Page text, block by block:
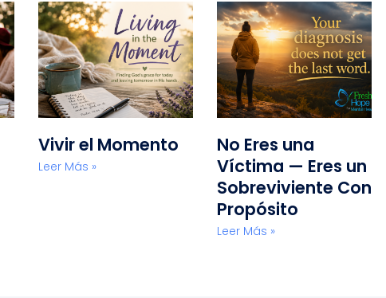
Vivir el Momento
Leer Más »
No Eres una
Víctima — Eres un
Sobreviviente Con
Propósito
Leer Más »